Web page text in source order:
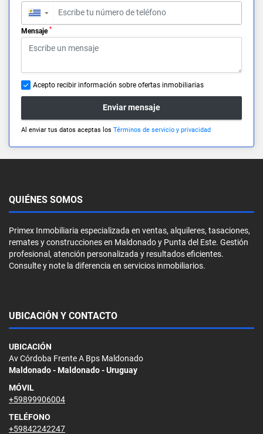
▼
Mensaje *
Acepto recibir información sobre ofertas inmobiliarias
Enviar mensaje
Al enviar tus datos aceptas los Términos de servicio y privacidad
QUIÉNES SOMOS
Primex Inmobiliaria especializada en ventas, alquileres, tasaciones,
remates y construcciones en Maldonado y Punta del Este. Gestión
profesional, atención personalizada y resultados eficientes.
Consulte y note la diferencia en servicios inmobiliarios.
UBICACIÓN Y CONTACTO
UBICACIÓN
Av Córdoba Frente A Bps Maldonado
Maldonado - Maldonado - Uruguay
MÓVIL
+59899906004
TELÉFONO
+59842242247